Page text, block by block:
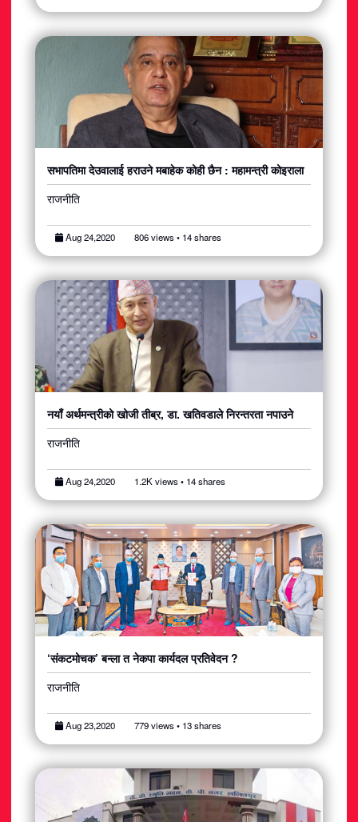
सभापतिमा देउवालाई हराउने मबाहेक कोही छैन : महामन्त्री कोइराला
राजनीति
Aug 24,2020 806 views • 14 shares
नयाँ अर्थमन्त्रीको खोजी तीब्र, डा. खतिवडाले निरन्तरता नपाउने
राजनीति
Aug 24,2020 1.2K views • 14 shares
‘संकटमोचक’ बन्ला त नेकपा कार्यदल प्रतिवेदन ?
राजनीति
Aug 23,2020 779 views • 13 shares